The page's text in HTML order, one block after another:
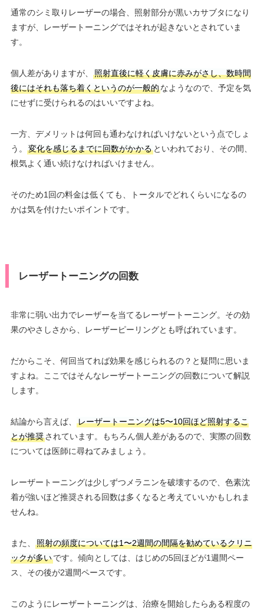
通常のシミ取りレーザーの場合、照射部分が黒いカサブタになり
ますが、レーザートーニングではそれが起きないとされていま
す。
個人差がありますが、
照射直後に軽く皮膚に赤みがさし、数時間
後にはそれも落ち着くというのが一般的なようなので、予定を気
にせずに受けられるのはいいですよね。
一方、デメリットは何回も通わなければいけないという点でしょ
う。
変化を感じるまでに回数がかかるといわれており、その間、
根気よく通い続けなければいけません。
そのため1回の料金は低くても、トータルでどれくらいになるの
かは気を付けたいポイントです。
レーザートーニングの回数
非常に弱い出力でレーザーを当てるレーザートーニング。その効
果のやさしさから、レーザーピーリングとも呼ばれています。
だからこそ、何回当てれば効果を感じられるの？と疑問に思いま
すよね。ここではそんなレーザートーニングの回数について解説
します。
結論から言えば、
レーザートーニングは5〜10回ほど照射するこ
とが推奨されています。もちろん個人差があるので、実際の回数
については医師に尋ねてみましょう。
レーザートーニングは少しずつメラニンを破壊するので、色素沈
着が強いほど推奨される回数は多くなると考えていいかもしれま
せんね。
また、
照射の頻度については1〜2週間の間隔を勧めているクリニ
ックが多いです。傾向としては、はじめの5回ほどが1週間ペー
ス、その後が2週間ペースです。
このようにレーザートーニングは、治療を開始したらある程度の